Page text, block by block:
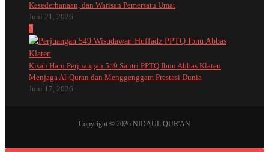
Kesederhanaan, dan Warisan Pemersatu Umat
Juni 21, 2026
3
Kisah Haru Perjuangan 549 Santri PPTQ Ibnu Abbas Klaten
Menjaga Al-Quran dan Menggenggam Prestasi Dunia
Juni 17, 2026
Copyright © 2026 NIDAUL QUR'AN